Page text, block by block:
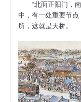
“北面正阳门，南
中，有一处重要节
所，这就是天桥。